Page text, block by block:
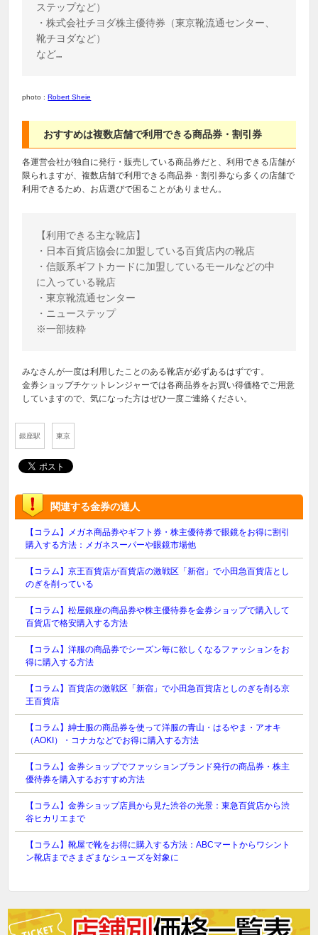
ステップなど）
・株式会社チヨダ株主優待券（東京靴流通センター、
靴チヨダなど）
photo :Robert Sheie
おすすめは複数店舗で利用できる商品券・割引券
各運営会社が独自に発行・販売している商品券だと、利用できる店舗が
限られますが、複数店舗で利用できる商品券・割引券なら多くの店舗で
利用できるため、お店選びで困ることがありません。
【利用できる主な靴店】
・日本百貨店協会に加盟している百貨店内の靴店
・信販系ギフトカードに加盟しているモールなどの中
に入っている靴店
・東京靴流通センター
・ニューステップ
みなさんが一度は利用したことのある靴店が必ずあるはずです。
金券ショップチケットレンジャーでは各商品券をお買い得価格でご用意
していますので、気になった方はぜひ一度ご連絡ください。
銀座駅 東京
関連する金券の達人
【コラム】メガネ商品券やギフト券・株主優待券で眼鏡をお得に割引
購入する方法：メガネスーパーや眼鏡市場他
【コラム】京王百貨店が百貨店の激戦区「新宿」で小田急百貨店とし
のぎを削っている
【コラム】松屋銀座の商品券や株主優待券を金券ショップで購入して
百貨店で格安購入する方法
【コラム】洋服の商品券でシーズン毎に欲しくなるファッションをお
得に購入する方法
【コラム】百貨店の激戦区「新宿」で小田急百貨店としのぎを削る京
王百貨店
【コラム】紳士服の商品券を使って洋服の青山・はるやま・アオキ
（AOKI）・コナカなどでお得に購入する方法
【コラム】金券ショップでファッションブランド発行の商品券・株主
優待券を購入するおすすめ方法
【コラム】金券ショップ店員から見た渋谷の光景：東急百貨店から渋
谷ヒカリエまで
【コラム】靴屋で靴をお得に購入する方法：ABCマートからワシント
ン靴店までさまざまなシューズを対象に